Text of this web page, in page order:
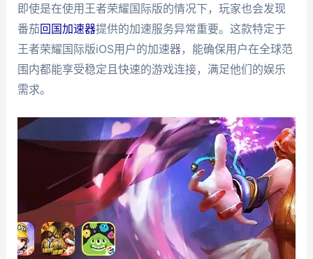
即使是在使用王者荣耀国际版的情况下，玩家也会发现
番茄回国加速器提供的加速服务异常重要。这款特定于
王者荣耀国际版iOS用户的加速器，能确保用户在全球范
围内都能享受稳定且快速的游戏连接，满足他们的娱乐
需求。